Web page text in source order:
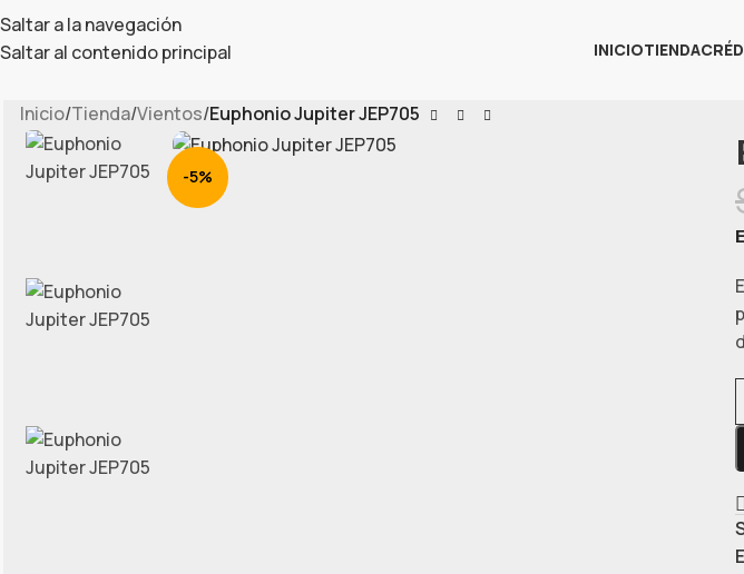
Saltar a la navegación
Saltar al contenido principal
INICIOTIENDA
Inicio/Tienda/Vientos/Euphonio Jupiter JEP705
-5%